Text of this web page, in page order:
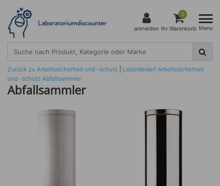
anmelden
0
Ihr Warenkorb Menu
Zurück zu Arbeitssicherheit und -schutz Laborbedarf Arbeitssicherheit
und -schutz Abfallsammler
Abfallsammler